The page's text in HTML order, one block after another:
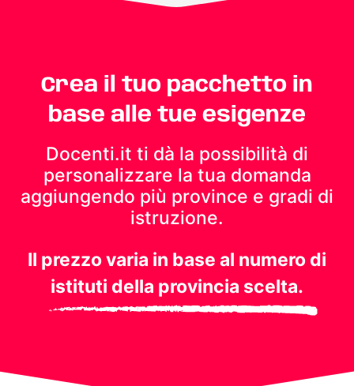
Crea il tuo pacchetto in
base alle tue esigenze
Docenti.it ti dà la possibilità di
personalizzare la tua domanda
aggiungendo più province e gradi di
istruzione.
Il prezzo varia in base al numero di
istituti della provincia scelta.